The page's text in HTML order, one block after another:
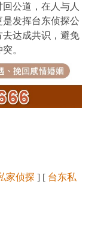
公道，在人与人
发挥台东侦探公
达成共识，避免
。
家侦探 ] [ 台东私